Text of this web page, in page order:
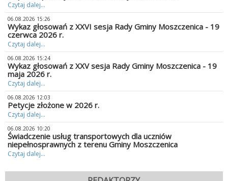
Czytaj dalej...
06.08.2026 15:26
Wykaz głosowań z XXVI sesja Rady Gminy Moszczenica - 19
czerwca 2026 r.
Czytaj dalej...
06.08.2026 15:24
Wykaz głosowań z XXV sesja Rady Gminy Moszczenica - 19
maja 2026 r.
Czytaj dalej...
06.08.2026 12:03
Petycje złożone w 2026 r.
Czytaj dalej...
06.08.2026 10:20
Świadczenie usług transportowych dla uczniów
niepełnosprawnych z terenu Gminy Moszczenica
Czytaj dalej...